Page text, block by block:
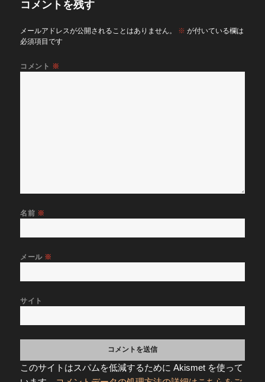
ズ
コメントを残す
メールアドレスが公開されることはありません。 ※ が付いている欄は
必須項目です
コメント ※
名前 ※
メール ※
サイト
このサイトはスパムを低減するために Akismet を使って